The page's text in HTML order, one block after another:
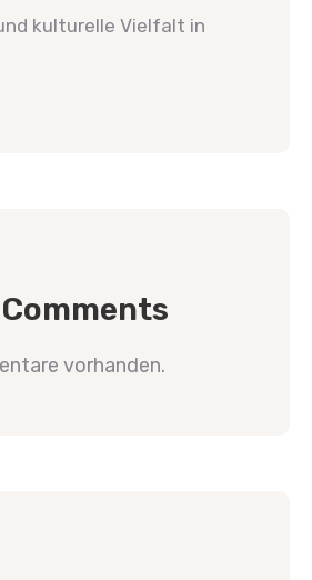
kulturelle Vielfalt in
vorhanden.